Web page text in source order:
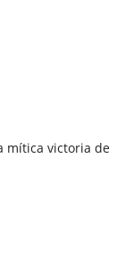
mítica victoria de